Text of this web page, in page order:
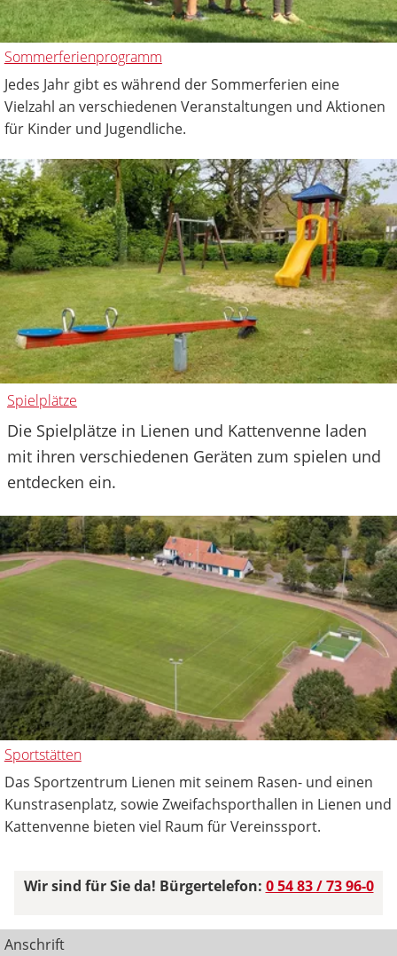
Sommerferienprogramm
Jedes Jahr gibt es während der Sommerferien eine
Vielzahl an verschiedenen Veranstaltungen und Aktionen
für Kinder und Jugendliche.
Spielplätze
Die Spielplätze in Lienen und Kattenvenne laden
mit ihren verschiedenen Geräten zum spielen und
entdecken ein.
Sportstätten
Das Sportzentrum Lienen mit seinem Rasen- und einen
Kunstrasenplatz, sowie Zweifachsporthallen in Lienen und
Kattenvenne bieten viel Raum für Vereinssport.
Wir sind für Sie da! Bürgertelefon: 0 54 83 / 73 96-0
Anschrift